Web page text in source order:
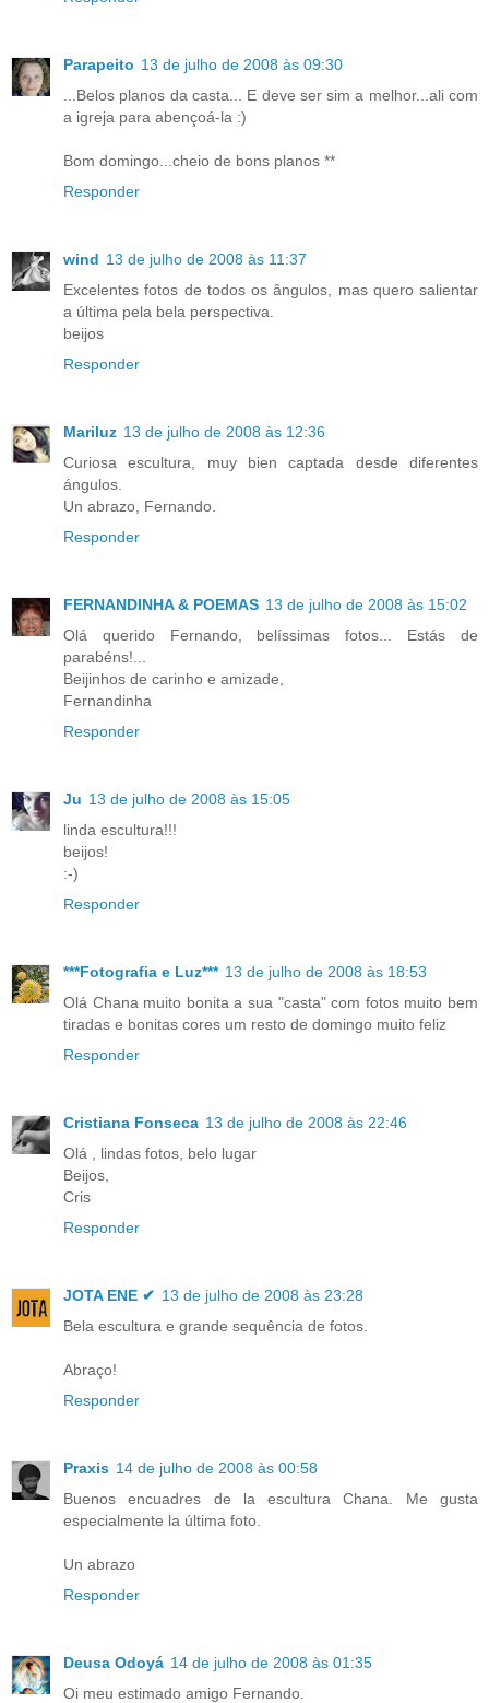
Parapeito 13 de julho de 2008 às 09:30
...Belos planos da casta... E deve ser sim a melhor...ali com
a igreja para abençoá-la :)
Bom domingo...cheio de bons planos **
Responder
wind 13 de julho de 2008 às 11:37
Excelentes fotos de todos os ângulos, mas quero salientar
a última pela bela perspectiva.
beijos
Responder
Mariluz 13 de julho de 2008 às 12:36
Curiosa escultura, muy bien captada desde diferentes
ángulos.
Un abrazo, Fernando.
Responder
FERNANDINHA & POEMAS 13 de julho de 2008 às 15:02
Olá querido Fernando, belíssimas fotos... Estás de
parabéns!...
Beijinhos de carinho e amizade,
Fernandinha
Responder
Ju 13 de julho de 2008 às 15:05
linda escultura!!!
beijos!
:-)
Responder
***Fotografia e Luz*** 13 de julho de 2008 às 18:53
Olá Chana muito bonita a sua "casta" com fotos muito bem
tiradas e bonitas cores um resto de domingo muito feliz
Responder
Cristiana Fonseca 13 de julho de 2008 às 22:46
Olá , lindas fotos, belo lugar
Beijos,
Cris
Responder
JOTA ENE ✔ 13 de julho de 2008 às 23:28
Bela escultura e grande sequência de fotos.
Abraço!
Responder
Praxis 14 de julho de 2008 às 00:58
Buenos encuadres de la escultura Chana. Me gusta
especialmente la última foto.
Un abrazo
Responder
Deusa Odoyá 14 de julho de 2008 às 01:35
Oi meu estimado amigo Fernando.